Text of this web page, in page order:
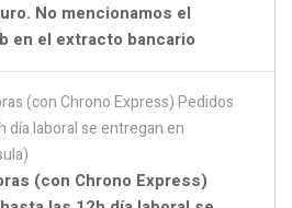
No mencionamos el
en el extracto bancario
(con Chrono Express)